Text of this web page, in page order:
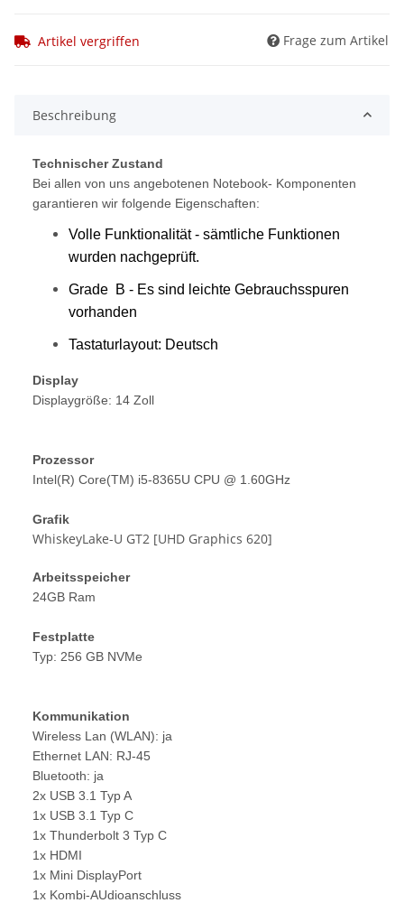
Artikel vergriffen Frage zum Artikel
Beschreibung
Technischer Zustand
Bei allen von uns angebotenen Notebook- Komponenten
garantieren wir folgende Eigenschaften:
Volle Funktionalität - sämtliche Funktionen
wurden nachgeprüft.
Grade B - Es sind leichte Gebrauchsspuren
vorhanden
Tastaturlayout: Deutsch
Display
Displaygröße: 14 Zoll
Prozessor
Intel(R) Core(TM) i5-8365U CPU @ 1.60GHz
Grafik
WhiskeyLake-U GT2 [UHD Graphics 620]
Arbeitsspeicher
24GB Ram
Festplatte
Typ: 256 GB NVMe
Kommunikation
Wireless Lan (WLAN): ja
Ethernet LAN: RJ-45
Bluetooth: ja
2x USB 3.1 Typ A
1x USB 3.1 Typ C
1x Thunderbolt 3 Typ C
1x HDMI
1x Mini DisplayPort
1x Kombi-AUdioanschluss